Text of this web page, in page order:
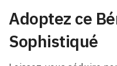
Adoptez ce
Sophistiqué